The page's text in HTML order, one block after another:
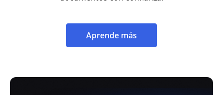
Aprende más